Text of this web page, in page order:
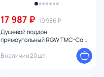
17 987 ₽ 19 986 ₽
Душевой поддон
прямоугольный RGW TMC-Co
В наличии 20 шт.